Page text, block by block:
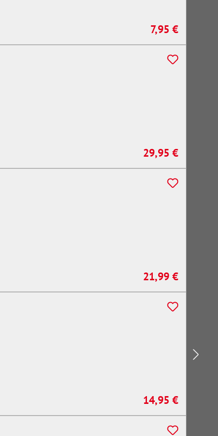
Regulärer Preis:
7,95 €
Regulärer Preis:
29,95 €
Regulärer Preis:
21,99 €
Regulärer Preis:
14,95 €